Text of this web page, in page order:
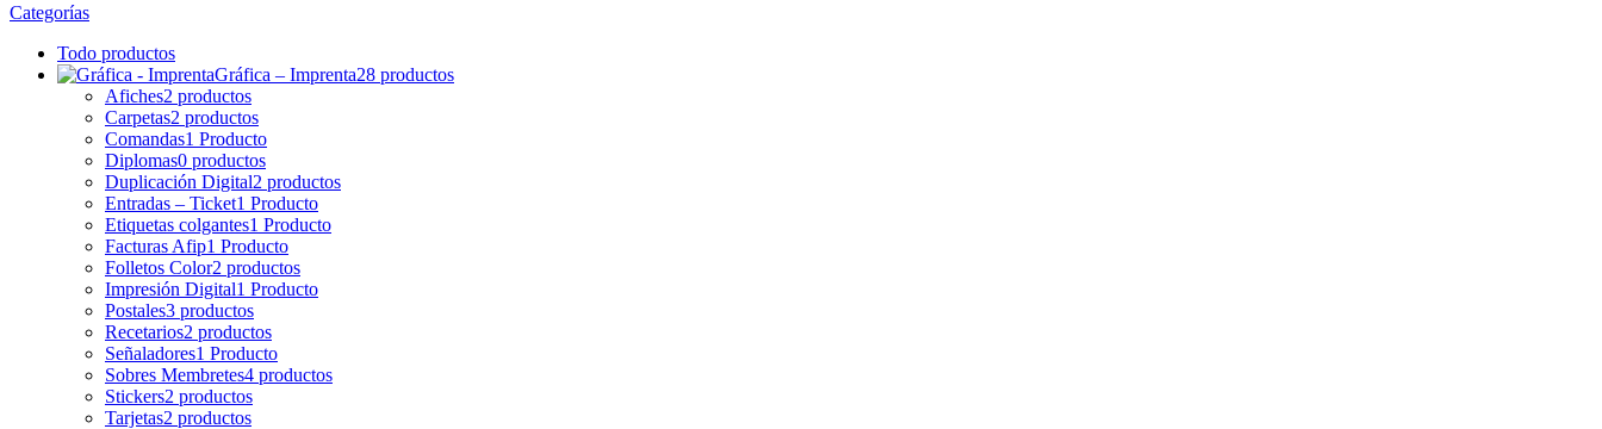
Categorías
Todo productos
Gráfica – Imprenta28 productos
Afiches2 productos
Carpetas2 productos
Comandas1 Producto
Diplomas0 productos
Duplicación Digital2 productos
Entradas – Ticket1 Producto
Etiquetas colgantes1 Producto
Facturas Afip1 Producto
Folletos Color2 productos
Impresión Digital1 Producto
Postales3 productos
Recetarios2 productos
Señaladores1 Producto
Sobres Membretes4 productos
Stickers2 productos
Tarjetas2 productos